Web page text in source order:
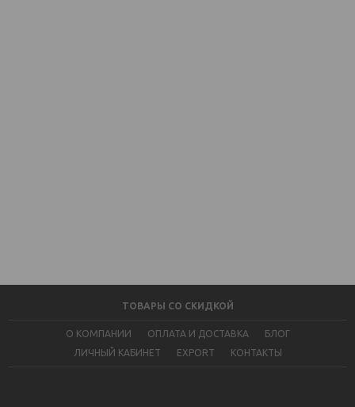
О КОМПАНИИ ОПЛАТА И ДОСТАВКА
БЛОГ
ЛИЧНЫЙ КАБИНЕТ
EXPORT КОНТАКТЫ
ТОВАРЫ СО СКИДКОЙ